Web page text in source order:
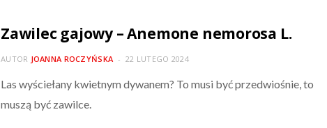
Zawilec gajowy – Anemone nemorosa L.
AUTOR JOANNA ROCZYŃSKA 22 LUTEGO 2024
Las wyściełany kwietnym dywanem? To musi być przedwiośnie, to
muszą być zawilce.